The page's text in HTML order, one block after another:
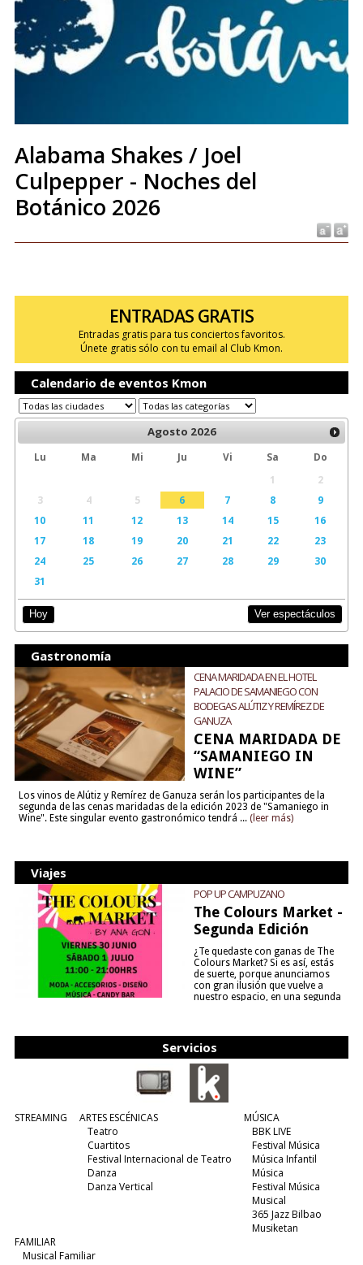
Alabama Shakes / Joel
Culpepper - Noches del
Botánico 2026
ENTRADAS GRATIS
Entradas gratis para tus conciertos favoritos.
Únete gratis sólo con tu email al Club Kmon.
Calendario de eventos Kmon
Agosto 2026
Lu Ma Mi Ju Vi Sa
Do
1
2
3
4 5 6 7 8
9
10
11 12 13 14 15
16
17
18 19 20 21 22
23
24
25 26 27 28 29
30
31
Hoy Ver espectáculos
Gastronomía
CENA MARIDADA EN EL HOTEL
PALACIO DE SAMANIEGO CON
BODEGAS ALÚTIZ Y REMÍREZ DE
GANUZA
CENA MARIDADA DE
“SAMANIEGO IN
WINE”
Los vinos de Alútiz y Remírez de Ganuza serán los participantes de la
segunda de las cenas maridadas de la edición 2023 de "Samaniego in
Wine". Este singular evento gastronómico tendrá ... (leer más)
Viajes
POP UP CAMPUZANO
The Colours Market -
Segunda Edición
¿Te quedaste con ganas de The
Colours Market? Si es así, estás
de suerte, porque anunciamos
con gran ilusión que vuelve a
nuestro espacio, en una segunda
Servicios
STREAMING
ARTES ESCÉNICAS
Teatro
Cuartitos
Festival Internacional de Teatro
Danza
Danza Vertical
MÚSICA
BBK LIVE
Festival Música
Música Infantil
Música
Festival Música
Musical
365 Jazz Bilbao
Musiketan
FAMILIAR
Musical Familiar